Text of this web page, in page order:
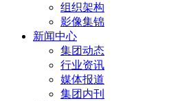
组织架构
影像集锦
新闻中心
集团动态
行业资讯
媒体报道
集团内刊